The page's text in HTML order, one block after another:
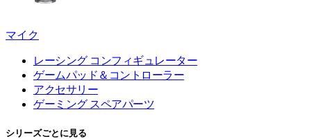
マイク
レーシング コンフィギュレーター
ゲームパッド＆コントローラー
アクセサリー
ゲーミング スペアパーツ
シリーズごとに見る